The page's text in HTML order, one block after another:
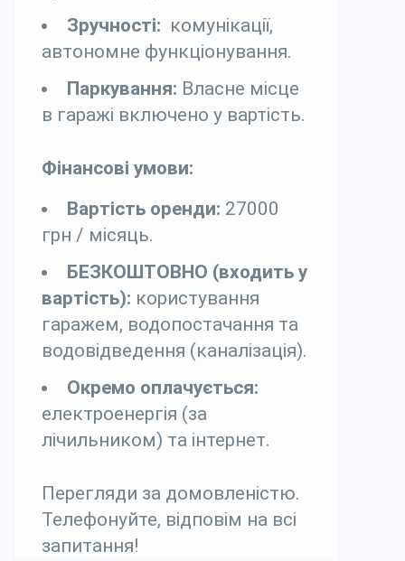
Зручності: комунікації,
автономне функціонування.
Паркування: Власне місце
в гаражі включено у вартість.
Фінансові умови:
Вартість оренди: 27000
грн / місяць.
БЕЗКОШТОВНО (входить у
вартість): користування
гаражем, водопостачання та
водовідведення (каналізація).
Окремо оплачується:
електроенергія (за
лічильником) та інтернет.
Перегляди за домовленістю.
Телефонуйте, відповім на всі
запитання!